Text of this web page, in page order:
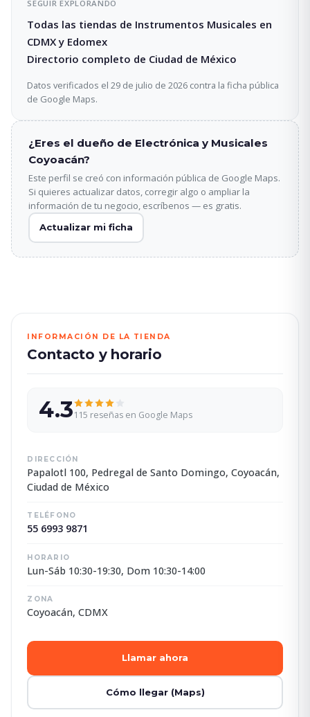
SEGUIR EXPLORANDO
Todas las tiendas de Instrumentos Musicales en
CDMX y Edomex
Directorio completo de Ciudad de México
Datos verificados el 29 de julio de 2026 contra la ficha pública
de Google Maps.
¿Eres el dueño de Electrónica y Musicales
Coyoacán?
Este perfil se creó con información pública de Google Maps.
Si quieres actualizar datos, corregir algo o ampliar la
información de tu negocio, escríbenos — es gratis.
Actualizar mi ficha
INFORMACIÓN DE LA TIENDA
Contacto y horario
4.3115 reseñas en Google Maps
DIRECCIÓN
Papalotl 100, Pedregal de Santo Domingo, Coyoacán,
Ciudad de México
TELÉFONO
55 6993 9871
HORARIO
Lun-Sáb 10:30-19:30, Dom 10:30-14:00
ZONA
Coyoacán, CDMX
Llamar ahora
Cómo llegar (Maps)